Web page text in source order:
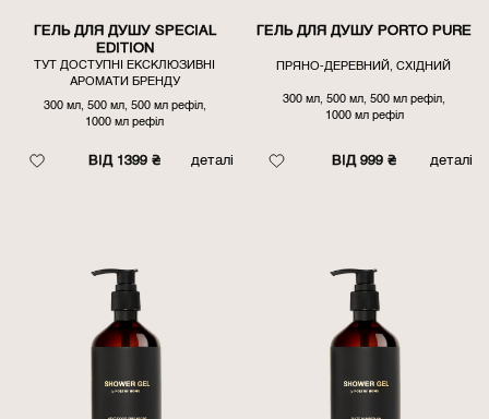
ГЕЛЬ ДЛЯ ДУШУ SPECIAL
EDITION
ТУТ ДОСТУПНІ ЕКСКЛЮЗИВНІ
АРОМАТИ БРЕНДУ
300 мл, 500 мл, 500 мл рефіл,
1000 мл рефіл
деталі
ВІД 1399 ₴
ГЕЛЬ ДЛЯ ДУШУ PORTO PURE
ПРЯНО-ДЕРЕВНИЙ, СХІДНИЙ
300 мл, 500 мл, 500 мл рефіл,
1000 мл рефіл
деталі
ВІД 999 ₴